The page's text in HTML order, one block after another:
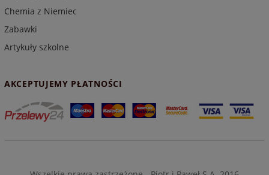
Chemia z Niemiec
Zabawki
Artykuły szkolne
AKCEPTUJEMY PŁATNOŚCI